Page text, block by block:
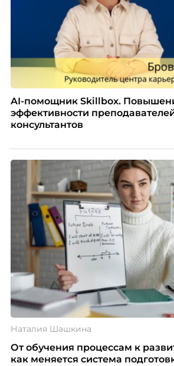
AI-помощник Skillbox.
эффективности
консультантов
Наталия Шашкина
От обучения процессам к
как меняется система